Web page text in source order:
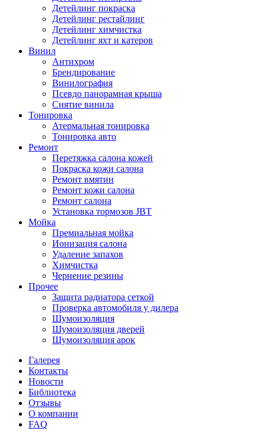
Детейлинг покраска
Детейлинг рестайлинг
Детейлинг химчистка
Детейлинг яхт и катеров
Винил
Антихром
Брендирование
Винилография
Псевдо панорамная крыша
Снятие винила
Тонировка
Атермальная тонировка
Тонировка авто
Ремонт
Перетяжка салона кожей
Покраска кожи салона
Ремонт вмятин
Ремонт кожи салона
Ремонт салона
Установка тормозов JBT
Мойка
Премиальная мойка
Ионизация салона
Удаление запахов
Химчистка
Чернение резины
Прочее
Защита радиатора сеткой
Проверка автомобиля у дилера
Шумоизоляция
Шумоизоляция дверей
Шумоизоляция арок
Галерея
Контакты
Новости
Библиотека
Отзывы
О компании
FAQ